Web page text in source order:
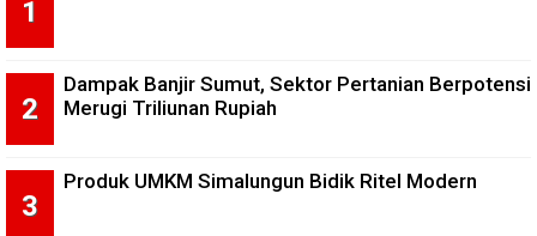
Dampak Banjir Sumut, Sektor Pertanian Berpotensi
Merugi Triliunan Rupiah
Produk UMKM Simalungun Bidik Ritel Modern